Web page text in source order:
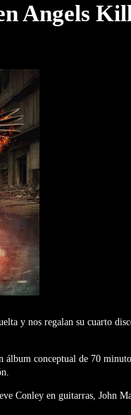
Angels
y nos regalan su cuarto
álbum conceptual de 70
Conley en guitarras, John